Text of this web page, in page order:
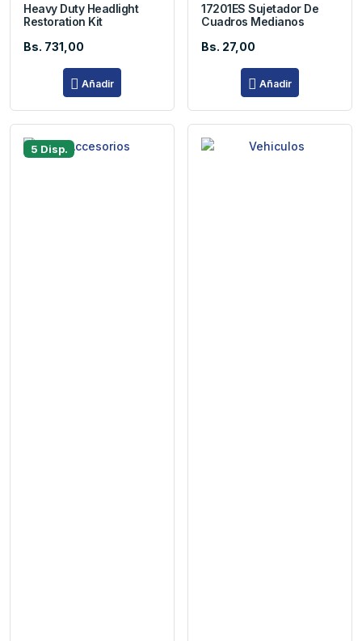
Heavy Duty Headlight
Restoration Kit
Bs. 731,00
Añadir
17201ES Sujetador De
Cuadros Medianos
Bs. 27,00
Añadir
5 Disp.